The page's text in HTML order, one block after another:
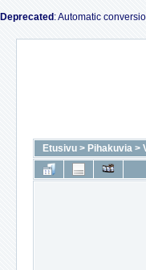
Deprecated : Automatic
Etusivu > Pihakuvia >